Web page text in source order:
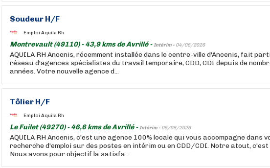
Soudeur H/F
Emploi Aquila Rh
Montrevault (49110) - 43,9 kms de Avrillé -Intérim - 04/08/2026
AQUILA RH Ancenis, récemment installée dans le centre-ville d'Ancenis, fait
réseau d'agences spécialistes du travail temporaire, CDD, CDI depuis de
années. Votre nouvelle agence d...
Tôlier H/F
Emploi Aquila Rh
Le Fuilet (49270) - 46,6 kms de Avrillé -Intérim - 05/08/2026
AQUILA RH Ancenis, c'est une agence 100% locale qui vous accompagne dans
recherche d'emploi sur des postes en intérim ou en CDD/CDI. Notre atout, c'est
Nous avons pour objectif la satisfa...